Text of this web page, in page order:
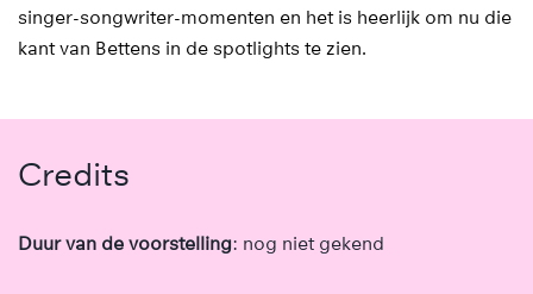
singer-songwriter-momenten en het is heerlijk om nu die
kant van Bettens in de spotlights te zien.
Credits
Duur van de voorstelling: nog niet gekend